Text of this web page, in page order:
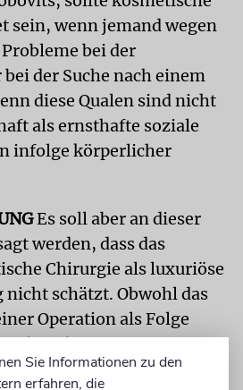
sein, wenn jemand wegen
bei der
der Suche nach einem
diese Qualen sind nicht
als ernsthafte soziale
infolge körperlicher
Es soll aber an dieser
werden, dass das
Chirurgie als luxuriöse
schätzt. Obwohl das
Operation als Folge
heutzutage immer
dieses früher ein wichtiger
Sie Informationen zu den
erfahren, die